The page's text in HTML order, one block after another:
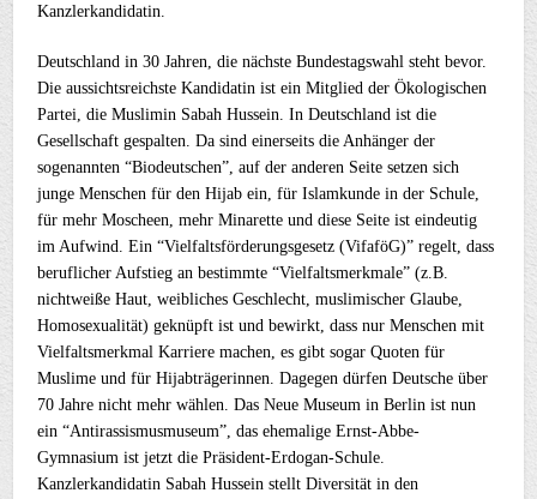
Kanzlerkandidatin.
Deutschland in 30 Jahren, die nächste Bundestagswahl steht bevor.
Die aussichtsreichste Kandidatin ist ein Mitglied der Ökologischen
Partei, die Muslimin Sabah Hussein. In Deutschland ist die
Gesellschaft gespalten. Da sind einerseits die Anhänger der
sogenannten “Biodeutschen”, auf der anderen Seite setzen sich
junge Menschen für den Hijab ein, für Islamkunde in der Schule,
für mehr Moscheen, mehr Minarette und diese Seite ist eindeutig
im Aufwind. Ein “Vielfaltsförderungsgesetz (VifaföG)” regelt, dass
beruflicher Aufstieg an bestimmte “Vielfaltsmerkmale” (z.B.
nichtweiße Haut, weibliches Geschlecht, muslimischer Glaube,
Homosexualität) geknüpft ist und bewirkt, dass nur Menschen mit
Vielfaltsmerkmal Karriere machen, es gibt sogar Quoten für
Muslime und für Hijabträgerinnen. Dagegen dürfen Deutsche über
70 Jahre nicht mehr wählen. Das Neue Museum in Berlin ist nun
ein “Antirassismusmuseum”, das ehemalige Ernst-Abbe-
Gymnasium ist jetzt die Präsident-Erdogan-Schule.
Kanzlerkandidatin Sabah Hussein stellt Diversität in den